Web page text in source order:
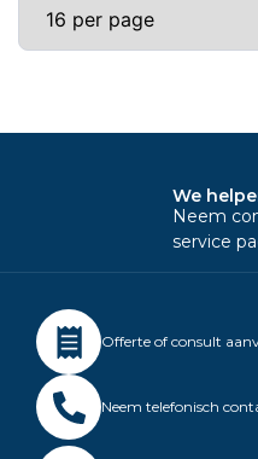
We
Neem
service
Offerte of consult
Neem telefonisch